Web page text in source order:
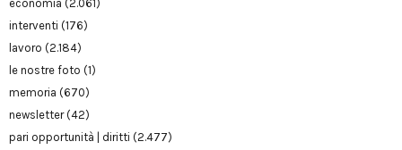
economia (2.061)
interventi (176)
lavoro (2.184)
le nostre foto (1)
memoria (670)
newsletter(42)
pari opportunità | diritti (2.477)